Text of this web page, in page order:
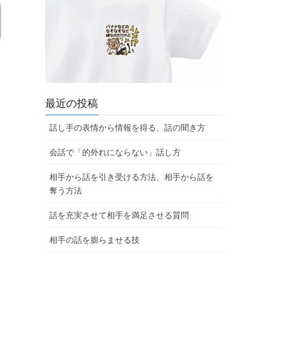
最近の投稿
話し手の表情から情報を得る、話の聞き方
会話で「的外れにならない」話し方
相手から話を引き受ける方法、相手から話を
奪う方法
話を充実させて相手を満足させる質問
相手の話を膨らませる技